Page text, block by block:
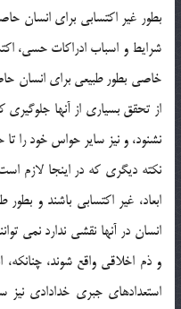
بطور غير اكتسابي براي انسان
شرايط و اسباب ادراكات حسي،
خاصي بطور طبيعي براي انسان
از تحقق بسياري از آنها جلوگيري
نشنود، و نيز ساير حواس خود را
نكته ديگري كه در اينجا لازم
ابعاد، غير اكتسابي باشند و
انسان در آنها نقشي ندارد نمي
و ذم اخلاقي واقع شوند،
استعدادهاي جبري خدادادي